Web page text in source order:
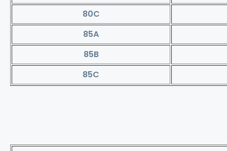
80C
85A
85B
85C